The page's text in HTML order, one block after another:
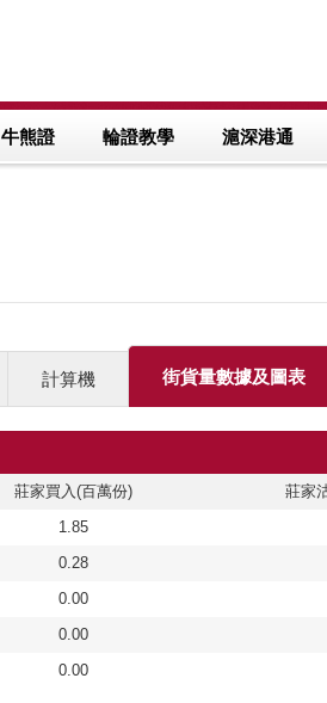
牛熊證 輪證教學 滬深港通
計算機 街貨量數據及圖表
莊家買入(百萬份) 莊家
1.85
0.28
0.00
0.00
0.00